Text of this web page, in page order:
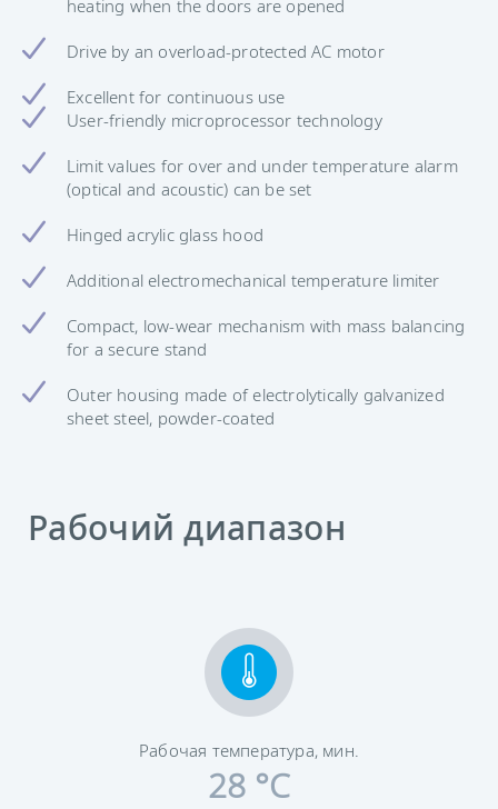
heating when the doors are opened
Drive by an overload-protected AC motor
Excellent for continuous use
User-friendly microprocessor technology
Limit values ​​for over and under temperature alarm
(optical and acoustic) can be set
Hinged acrylic glass hood
Additional electromechanical temperature limiter
Compact, low-wear mechanism with mass balancing
for a secure stand
Outer housing made of electrolytically galvanized
sheet steel, powder-coated
Рабочий диапазон
Рабочая температура, мин.
28 °C